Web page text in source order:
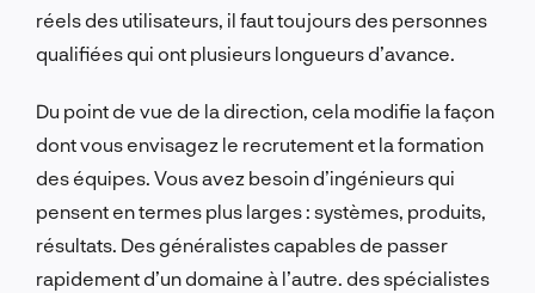
réels des utilisateurs, il faut toujours des personnes
qualifiées qui ont plusieurs longueurs d’avance.
Du point de vue de la direction, cela modifie la façon
dont vous envisagez le recrutement et la formation
des équipes. Vous avez besoin d’ingénieurs qui
pensent en termes plus larges : systèmes, produits,
résultats. Des généralistes capables de passer
rapidement d’un domaine à l’autre. des spécialistes